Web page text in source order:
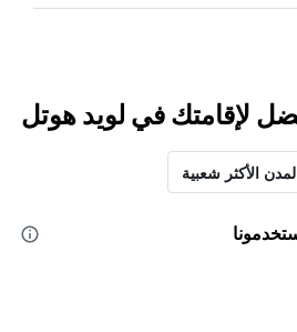
لإقامتك في لويد هوتل
الأكثر شعبية